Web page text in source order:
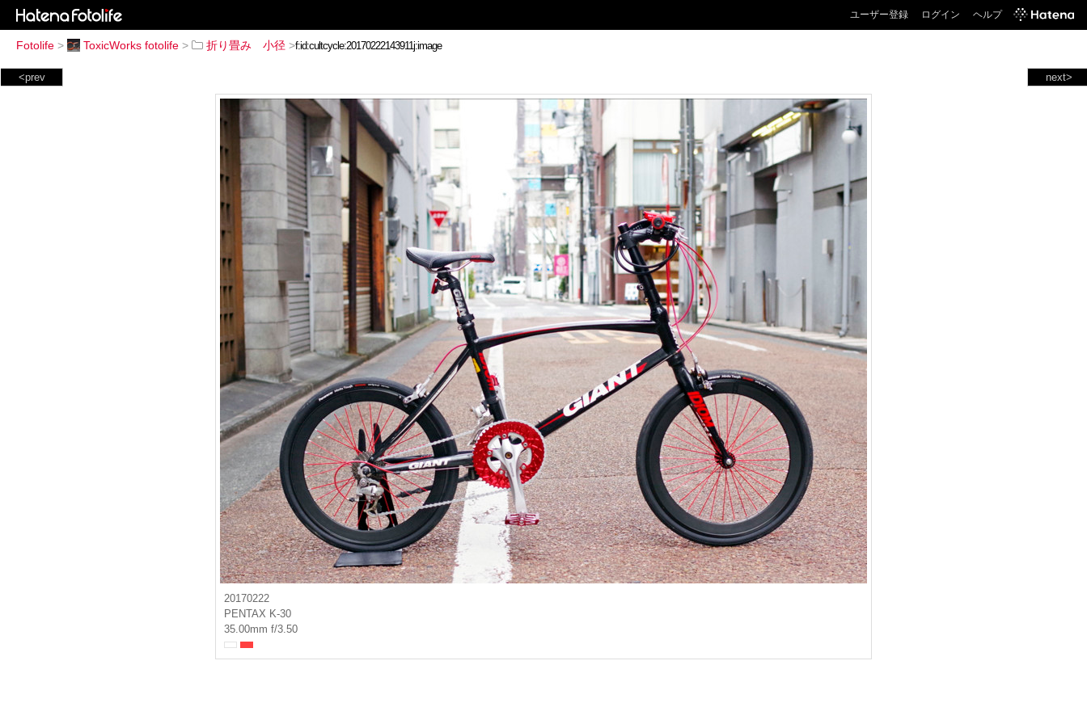
ユーザー登録 ログイン ヘルプ
Fotolife > ToxicWorks fotolife > 折り畳み 小径 >
next>
<prev
20170222
PENTAX K-30
35.00mm f/3.50